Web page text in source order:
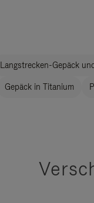
Langstrecken-Gepäck
Gepäck in Titanium